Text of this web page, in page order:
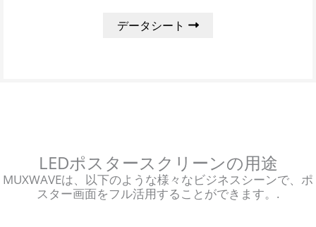
データシート
LEDポスタースクリーンの用途
MUXWAVEは、以下のような様々なビジネスシーンで、ポ
スター画面をフル活用することができます。.